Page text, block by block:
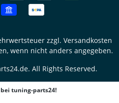
zzgl. Versandkosten
wenn nicht anders angegeben.
All Rights Reserved.
tuning-parts24!